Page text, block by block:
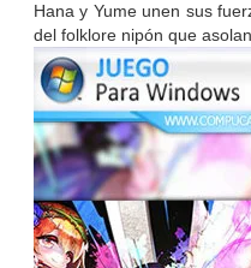
Hana y Yume unen sus
del folklore nipón que